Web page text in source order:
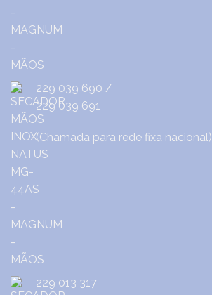
229 039 690 /
229 039 691
(Chamada para rede fixa nacional)
229 013 317